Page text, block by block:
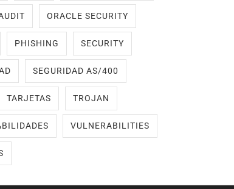
ORACLE SECURITY
PHISHING SECURITY
SEGURIDAD AS/400
TARJETAS TROJAN
VULNERABILITIES